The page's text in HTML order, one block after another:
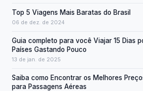
Top 5 Viagens Mais Baratas do Brasil
06 de dez. de 2024
Guia completo para você Viajar 15 Dias
Países Gastando Pouco
13 de jan. de 2025
Saiba como Encontrar os Melhores
para Passagens Aéreas